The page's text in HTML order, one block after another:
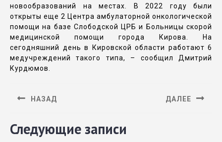
новообразований на местах. В 2022 году были
открыты еще 2 Центра амбулаторной онкологической
помощи на базе Слободской ЦРБ и Больницы скорой
медицинской помощи города Кирова. На
сегодняшний день в Кировской области работают 6
медучреждений такого типа, – сообщил Дмитрий
Курдюмов.
НАЗАД ДАЛЕЕ
Следующие записи